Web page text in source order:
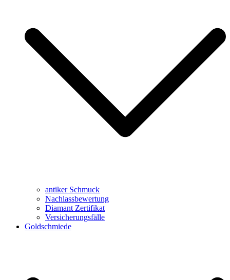
antiker Schmuck
Nachlassbewertung
Diamant Zertifikat
Versicherungsfälle
Goldschmiede